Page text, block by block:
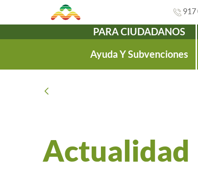
917
PARA CIUDADANOS
Ayuda Y Subvenciones
Actualidad